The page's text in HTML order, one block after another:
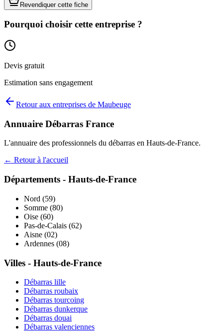
Revendiquer cette fiche
Pourquoi choisir cette entreprise ?
Devis gratuit
Estimation sans engagement
Retour aux entreprises de Maubeuge
Annuaire Débarras France
L'annuaire des professionnels du débarras en Hauts-de-France.
← Retour à l'accueil
Départements - Hauts-de-France
Nord (59)
Somme (80)
Oise (60)
Pas-de-Calais (62)
Aisne (02)
Ardennes (08)
Villes - Hauts-de-France
Débarras lille
Débarras roubaix
Débarras tourcoing
Débarras dunkerque
Débarras douai
Débarras valenciennes